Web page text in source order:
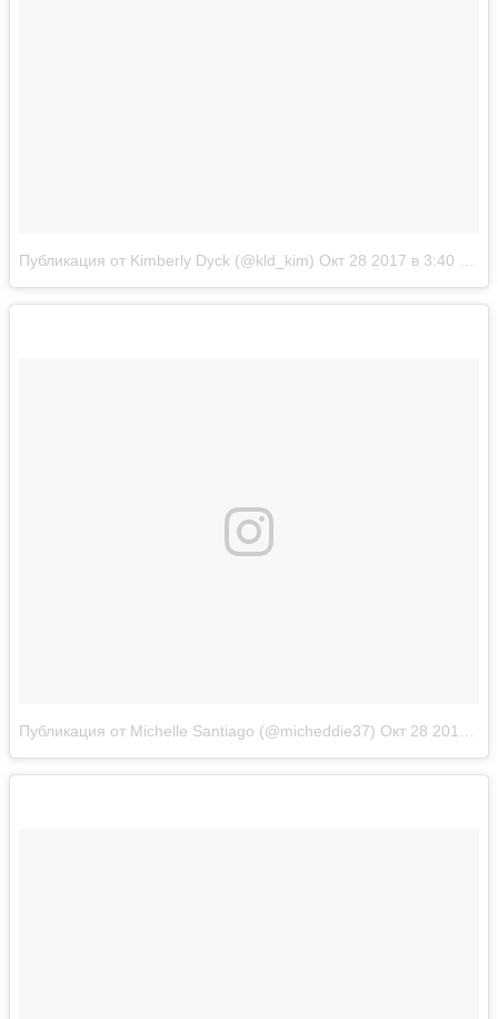
Публикация от Kimberly Dyck (@kld_kim) Окт 28 2017 в 3:40 PDT
Публикация от Michelle Santiago (@micheddie37) Окт 28 2017 в 7:13 PDT